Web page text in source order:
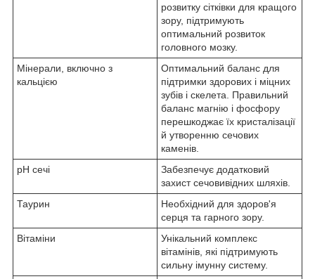
розвитку сітківки для кращого
зору, підтримують
оптимальний розвиток
головного мозку.
Мінерали, включно з
кальцією
Оптимальний баланс для
підтримки здорових і міцних
зубів і скелета. Правильний
баланс магнію і фосфору
перешкоджає їх кристалізації
й утворенню сечових
каменів.
pH сечі
Забезпечує додатковий
захист сечовивідних шляхів.
Таурин
Необхідний для здоров'я
серця та гарного зору.
Вітаміни
Унікальний комплекс
вітамінів, які підтримують
сильну імунну систему.